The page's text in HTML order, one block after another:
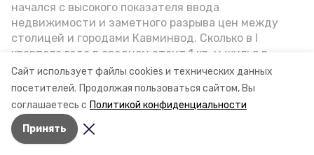
Сайт использует файлы cookies и технических данных
посетителей. Продолжая пользоваться сайтом, Вы
соглашаетесь с Политикой конфиденциальности
Принять
начался с высокого показателя ввода
недвижимости и заметного разрыва цен между
столицей и городами Кавминвод. Сколько в I
квартале года в среднем стоит 1 кв. м жилья в
городах и округах региона, как изменился спрос на
первичку и вторичку, какова себестоимость
стройки собственного жилья в этом году и какие
прогнозы о стоимости квадратных метров дают
эксперты, выясняла корреспондент «Победы26».
Предполагается, что собранные
исторические материалы лягут в основу
экспозиции в Доме культуры. Она
сможет стать основой музея, которого
пока что в Ясной Поляне нет.
Авторы: Никита Пешков